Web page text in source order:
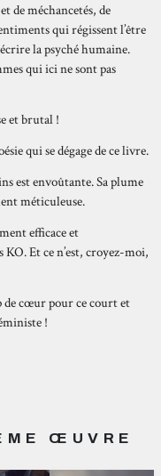
de méchancetés, de
qui régissent l’être
la psyché humaine.
qui ici ne sont pas
et brutal !
qui se dégage de ce livre.
est envoûtante. Sa plume
méticuleuse.
efficace et
Et ce n’est, croyez-moi,
de cœur pour ce court et
!
ŒUVRE